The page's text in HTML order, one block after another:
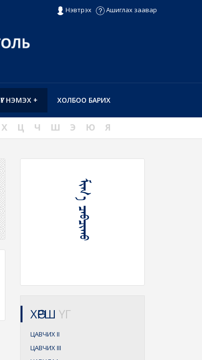
Нэвтрэх Ашиглах заавар
ХОЛБОО БАРИХ
ҮГ НЭМЭХ +
Х Ц Ч Ш Э Ю Я
ᠮᠢᠬ᠎ᠠ ᠴᠠᠪᠴᠢᠬᠤ
ХӨРШ ҮГ
ЦАВЧИХII
ЦАВЧИХIII